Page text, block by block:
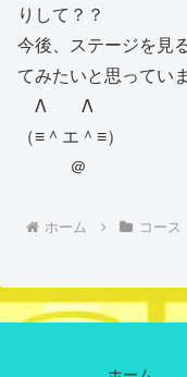
りして？？
今後、ステージを見
てみたいと思っていま
Λ Λ
（≡＾エ＾≡）
＠
ホーム コース